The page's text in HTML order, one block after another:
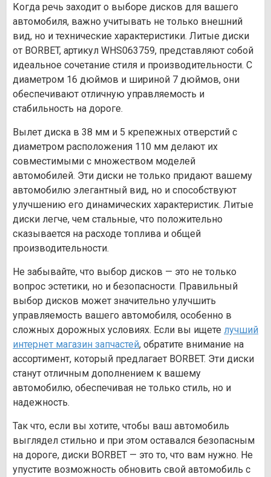
Когда речь заходит о выборе дисков для вашего
автомобиля, важно учитывать не только внешний
вид, но и технические характеристики. Литые диски
от BORBET, артикул WHS063759, представляют собой
идеальное сочетание стиля и производительности. С
диаметром 16 дюймов и шириной 7 дюймов, они
обеспечивают отличную управляемость и
стабильность на дороге.
Вылет диска в 38 мм и 5 крепежных отверстий с
диаметром расположения 110 мм делают их
совместимыми с множеством моделей
автомобилей. Эти диски не только придают вашему
автомобилю элегантный вид, но и способствуют
улучшению его динамических характеристик. Литые
диски легче, чем стальные, что положительно
сказывается на расходе топлива и общей
производительности.
Не забывайте, что выбор дисков — это не только
вопрос эстетики, но и безопасности. Правильный
выбор дисков может значительно улучшить
управляемость вашего автомобиля, особенно в
сложных дорожных условиях. Если вы ищете лучший
интернет магазин запчастей, обратите внимание на
ассортимент, который предлагает BORBET. Эти диски
станут отличным дополнением к вашему
автомобилю, обеспечивая не только стиль, но и
надежность.
Так что, если вы хотите, чтобы ваш автомобиль
выглядел стильно и при этом оставался безопасным
на дороге, диски BORBET — это то, что вам нужно. Не
упустите возможность обновить свой автомобиль с